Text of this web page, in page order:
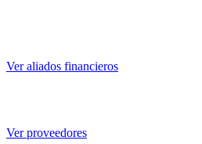
Ver aliados financieros
Ver proveedores